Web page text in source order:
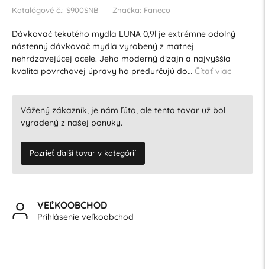
Katalógové č.: S900SNB Značka: Faneco
Dávkovač tekutého mydla LUNA 0,9l je extrémne odolný
nástenný dávkovač mydla vyrobený z matnej
nehrdzavejúcej ocele. Jeho moderný dizajn a najvyššia
kvalita povrchovej úpravy ho predurčujú do… Čítať viac
Vážený zákazník, je nám ľúto, ale tento tovar už bol
vyradený z našej ponuky.
Pozrieť ďalší tovar v kategórií
VEĽKOOBCHOD
Prihlásenie veľkoobchod